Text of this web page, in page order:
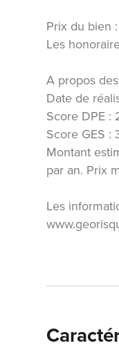
Prix du bien
Les
A propos
Date de
Score DPE :
Score GES :
Montant
par an. Prix
Les